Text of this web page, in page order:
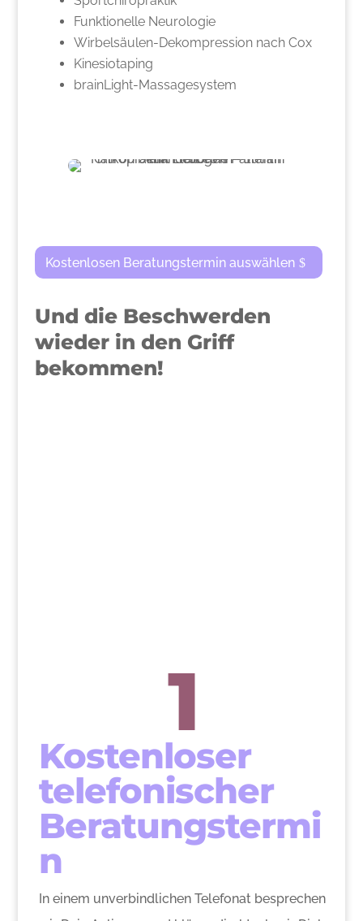
Funktionelle Neurologie
Wirbelsäulen-Dekompression nach Cox
Kinesiotaping
brainLight-Massagesystem
Kostenlosen Beratungstermin auswählen
Und die Beschwerden
wieder in den Griff
bekommen!
1
Kostenloser
telefonischer
Beratungstermi
n
In einem unverbindlichen Telefonat besprechen